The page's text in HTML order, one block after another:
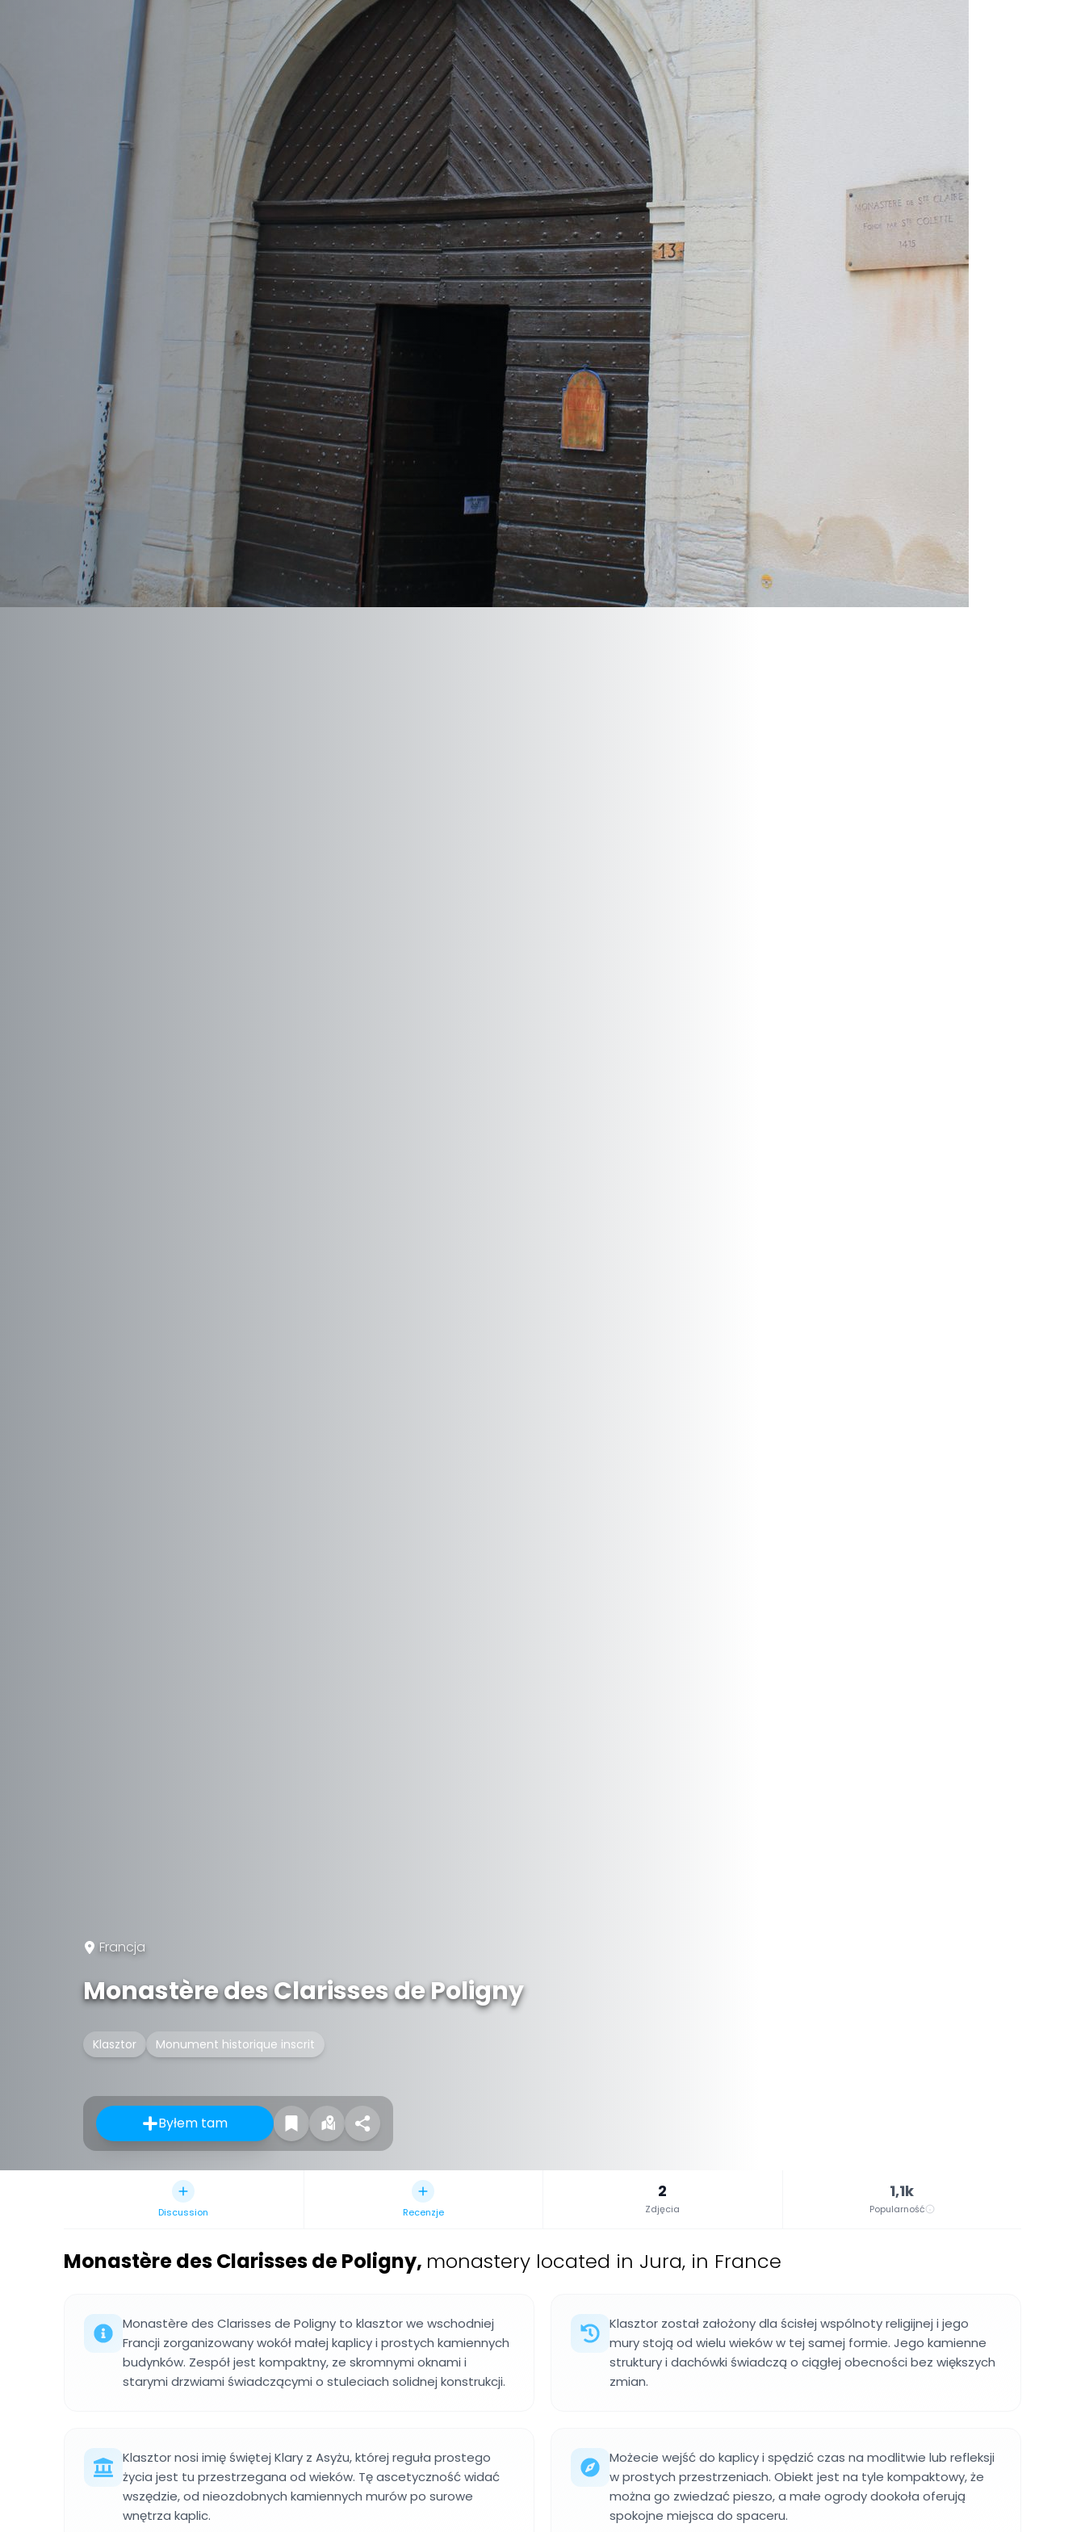
Francja
Monastère des Clarisses de Poligny
Klasztor Monument historique inscrit
Byłem tam
Discussion Recenzje
2
Zdjęcia
1,1k
Popularność
Monastère des Clarisses de Poligny, monastery located in Jura, in France
Monastère des Clarisses de Poligny to klasztor we wschodniej
Francji zorganizowany wokół małej kaplicy i prostych kamiennych
budynków. Zespół jest kompaktny, ze skromnymi oknami i
starymi drzwiami świadczącymi o stuleciach solidnej konstrukcji.
Klasztor został założony dla ścisłej wspólnoty religijnej i jego
mury stoją od wielu wieków w tej samej formie. Jego kamienne
struktury i dachówki świadczą o ciągłej obecności bez większych
zmian.
Klasztor nosi imię świętej Klary z Asyżu, której reguła prostego
życia jest tu przestrzegana od wieków. Tę ascetyczność widać
wszędzie, od nieozdobnych kamiennych murów po surowe
wnętrza kaplic.
Możecie wejść do kaplicy i spędzić czas na modlitwie lub refleksji
w prostych przestrzeniach. Obiekt jest na tyle kompaktowy, że
można go zwiedzać pieszo, a małe ogrody dookoła oferują
spokojne miejsca do spaceru.